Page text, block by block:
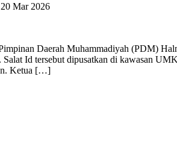
Mar 2026
Daerah Muhammadiyah (PDM)
Salat Id tersebut dipusatkan di kawasan
Ketua […]